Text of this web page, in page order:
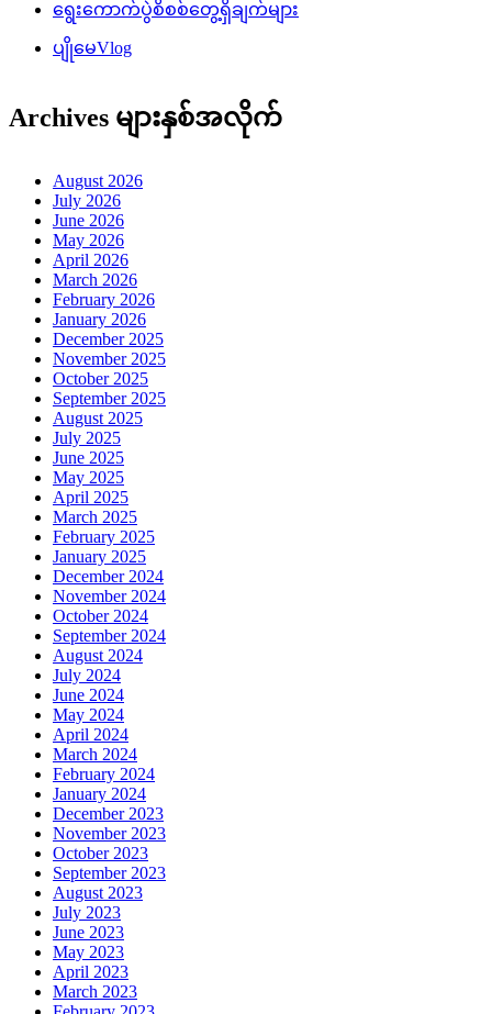
ရွေးကောက်ပွဲစိစစ်တွေ့ရှိချက်များ
ပျိုမေVlog
Archives များနှစ်အလိုက်
August 2026
July 2026
June 2026
May 2026
April 2026
March 2026
February 2026
January 2026
December 2025
November 2025
October 2025
September 2025
August 2025
July 2025
June 2025
May 2025
April 2025
March 2025
February 2025
January 2025
December 2024
November 2024
October 2024
September 2024
August 2024
July 2024
June 2024
May 2024
April 2024
March 2024
February 2024
January 2024
December 2023
November 2023
October 2023
September 2023
August 2023
July 2023
June 2023
May 2023
April 2023
March 2023